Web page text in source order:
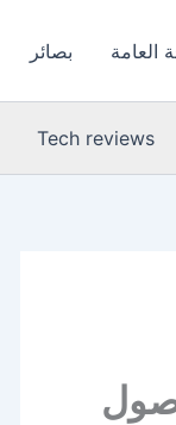
العامة بصائر
Tech reviews